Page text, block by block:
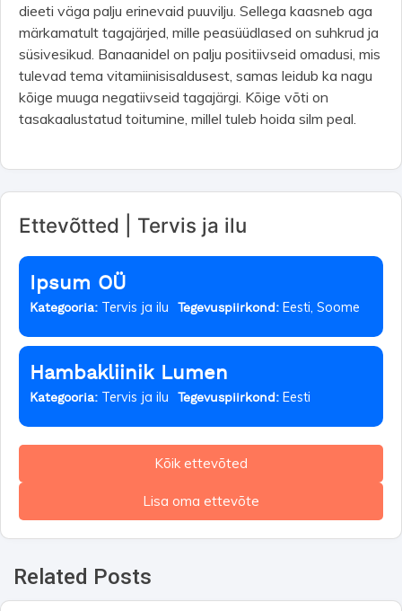
dieeti väga palju erinevaid puuvilju. Sellega kaasneb aga
märkamatult tagajärjed, mille peasüüdlased on suhkrud ja
süsivesikud. Banaanidel on palju positiivseid omadusi, mis
tulevad tema vitamiinisisaldusest, samas leidub ka nagu
kõige muuga negatiivseid tagajärgi. Kõige võti on
tasakaalustatud toitumine, millel tuleb hoida silm peal.
Ettevõtted | Tervis ja ilu
Ipsum OÜ
Kategooria: Tervis ja ilu Tegevuspiirkond: Eesti, Soome
Hambakliinik Lumen
Kategooria: Tervis ja ilu Tegevuspiirkond: Eesti
Kõik ettevõted
Lisa oma ettevõte
Related Posts